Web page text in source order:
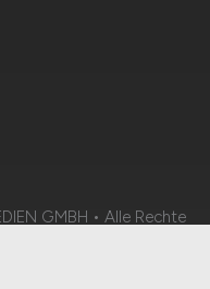
GMBH • Alle Rechte